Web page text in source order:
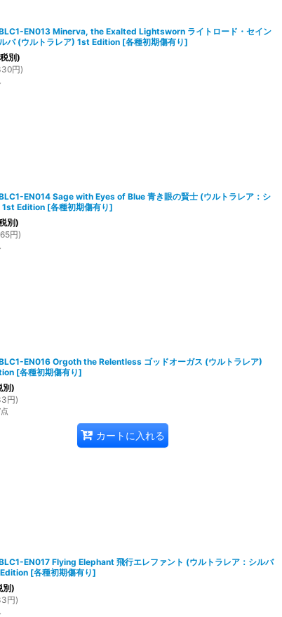
EN013 Minerva, the Exalted Lightsworn ライトロード・セイン
バ (ウルトラレア) 1st Edition [各種初期傷有り]
別)
円)
EN014 Sage with Eyes of Blue 青き眼の賢士 (ウルトラレア：シ
1st Edition [各種初期傷有り]
別)
円)
EN016 Orgoth the Relentless ゴッドオーガス (ウルトラレア)
[各種初期傷有り]
別)
円)
カートに入れる
EN017 Flying Elephant 飛行エレファント (ウルトラレア：シルバ
[各種初期傷有り]
別)
円)